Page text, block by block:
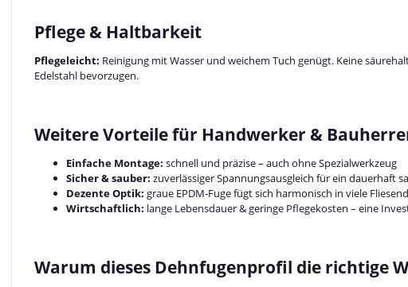
Pflege & Haltbarkeit
Pflegeleicht: Reinigung mit Wasser und weichem Tuch genügt. Keine
Edelstahl bevorzugen.
Weitere Vorteile für Handwerker &
Einfache Montage: schnell und präzise – auch ohne Spezialwerkzeug
Sicher & sauber: zuverlässiger Spannungsausgleich für ein dauerhaft
Dezente Optik: graue EPDM-Fuge fügt sich harmonisch in viele
Wirtschaftlich: lange Lebensdauer & geringe Pflegekosten – eine
Warum dieses Dehnfugenprofil die richtige